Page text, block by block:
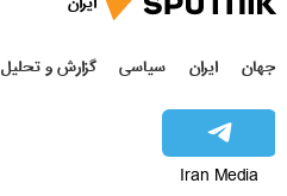
جهان ایران سیاسی گزارش و تحلیل
Iran Media